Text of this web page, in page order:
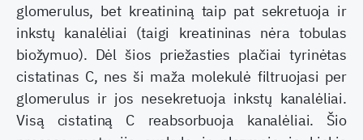
glomerulus, bet kreatininą taip pat sekretuoja ir
inkstų kanalėliai (taigi kreatininas nėra tobulas
biožymuo). Dėl šios priežasties plačiai tyrinėtas
cistatinas C, nes ši maža molekulė filtruojasi per
glomerulus ir jos nesekretuoja inkstų kanalėliai.
Visą cistatiną C reabsorbuoja kanalėliai. Šio